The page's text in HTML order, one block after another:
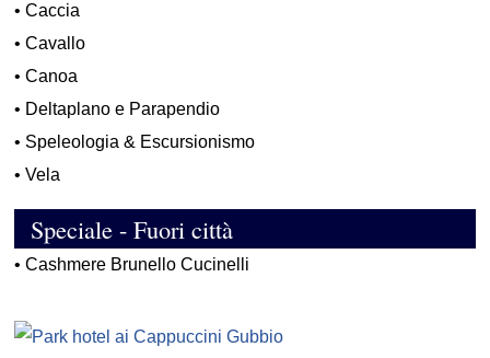
•Caccia
•Cavallo
•Canoa
• Deltaplano e Parapendio
• Speleologia & Escursionismo
•Vela
Speciale - Fuori città
•Cashmere Brunello Cucinelli